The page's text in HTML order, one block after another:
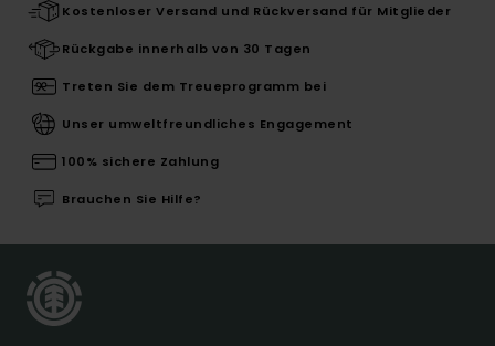
Kostenloser Versand und Rückversand für Mitglieder
Rückgabe innerhalb von 30 Tagen
Treten Sie dem Treueprogramm bei
Unser umweltfreundliches Engagement
100% sichere Zahlung
Brauchen Sie Hilfe?